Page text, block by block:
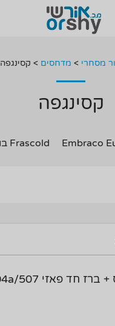
מסחרי > מדחסים > קסינגפה
קסינגפה
Frascold בוכנתיים